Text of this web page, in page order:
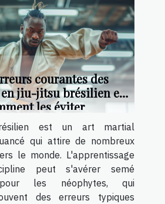
courantes des
jiu-jitsu brésilien et
les éviter
est un art martial
qui attire de nombreux
le monde. L'apprentissage
peut s'avérer semé
pour les néophytes, qui
des erreurs typiques